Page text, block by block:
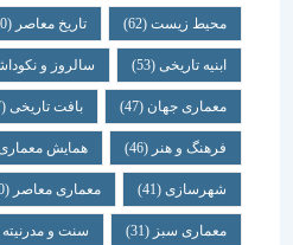
محیط زیست(62) تاریخ معاصر(60)
ابنیه تاریخی(53) سالروز و نکوداشت(52)
معماری جهان (47) بافت تاریخی(47)
فرهنگ و هنر(46) همایش معماری (46)
شهرسازی(41) معماری معاصر(40)
معماری سبز(31) سنت و مدرنیته(30)